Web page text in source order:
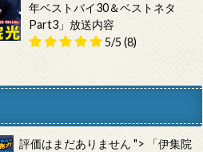
年ベストバイ30＆ベストネタ
Part3」放送内容
5/5 (8)
評価はまだありません ">
「伊集院